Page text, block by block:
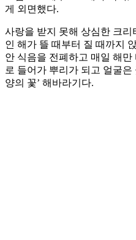
게 외면했다.
사랑을 받지 못해 상심한 크
인 해가 뜰 때부터 질 때까지
안 식음을 전폐하고 매일 해
로 들어가 뿌리가 되고 얼굴은
양의 꽃’ 해바라기다.